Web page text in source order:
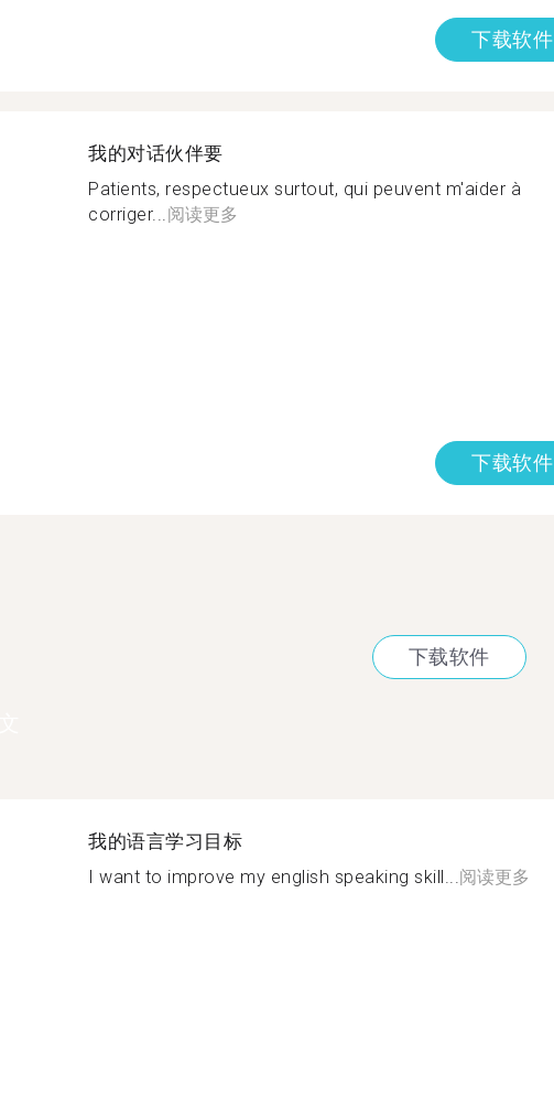
下载软件
我的对话伙伴要
Patients, respectueux surtout, qui peuvent m'aider à
corriger...阅读更多
下载软件
下载软件
我的语言学习目标
I want to improve my english speaking skill... 阅读更多